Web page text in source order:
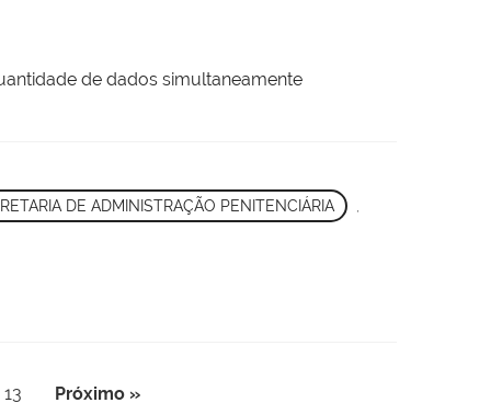
de dados simultaneamente
DE ADMINISTRAÇÃO PENITENCIÁRIA
13 Próximo »